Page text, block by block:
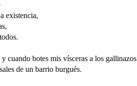
existencia,
cuando botes mis vísceras a los gallinazos
de un barrio burgués.